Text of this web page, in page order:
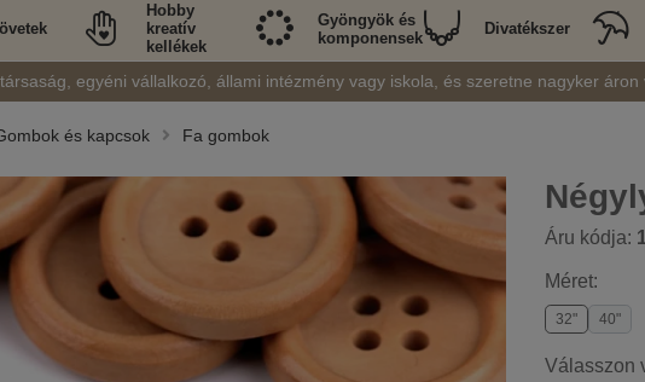
Hobby
kreatív
kellékek
Gyöngyök és
komponensek
Divatékszer
egyéni vállalkozó, állami intézmény vagy iskola, és szeretne nagyker áron
és kapcsok Fa gombok
Áru kódja:
Méret:
32" 40"
Válasszon